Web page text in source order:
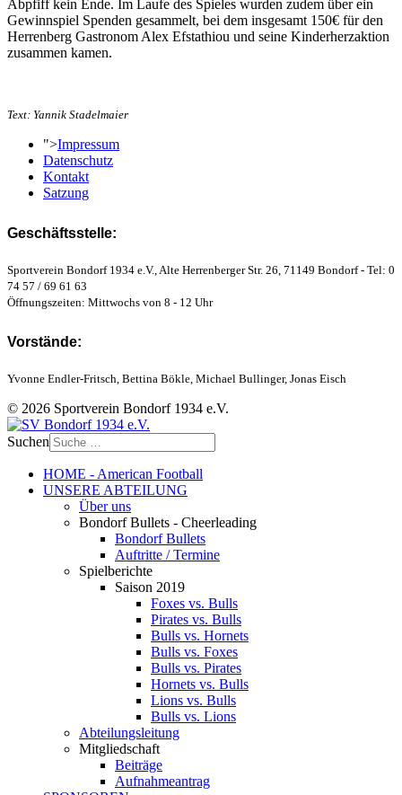
Abpfiff kein Ende. Im Laufe des Spieles wurden zudem über ein
Gewinnspiel Spenden gesammelt, bei dem insgesamt 150€ für den
Herrenberg Gastronom Alex Efstathiou und seine Kinderherzaktion
zusammen kamen.
Text: Yannik Stadelmaier
">Impressum
Datenschutz
Kontakt
Satzung
Geschäftsstelle:
Sportverein Bondorf 1934 e.V., Alte Herrenberger Str. 26, 71149 Bondorf - Tel: 0
74 57 / 69 61 63
Öffnungszeiten: Mittwochs von 8 - 12 Uhr
Vorstände:
Yvonne Endler-Fritsch, Bettina Bökle, Michael Bullinger, Jonas Eisch
© 2026 Sportverein Bondorf 1934 e.V.
Suchen
HOME - American Football
UNSERE ABTEILUNG
Über uns
Bondorf Bullets - Cheerleading
Bondorf Bullets
Auftritte / Termine
Spielberichte
Saison 2019
Foxes vs. Bulls
Pirates vs. Bulls
Bulls vs. Hornets
Bulls vs. Foxes
Bulls vs. Pirates
Hornets vs. Bulls
Lions vs. Bulls
Bulls vs. Lions
Abteilungsleitung
Mitgliedschaft
Beiträge
Aufnahmeantrag